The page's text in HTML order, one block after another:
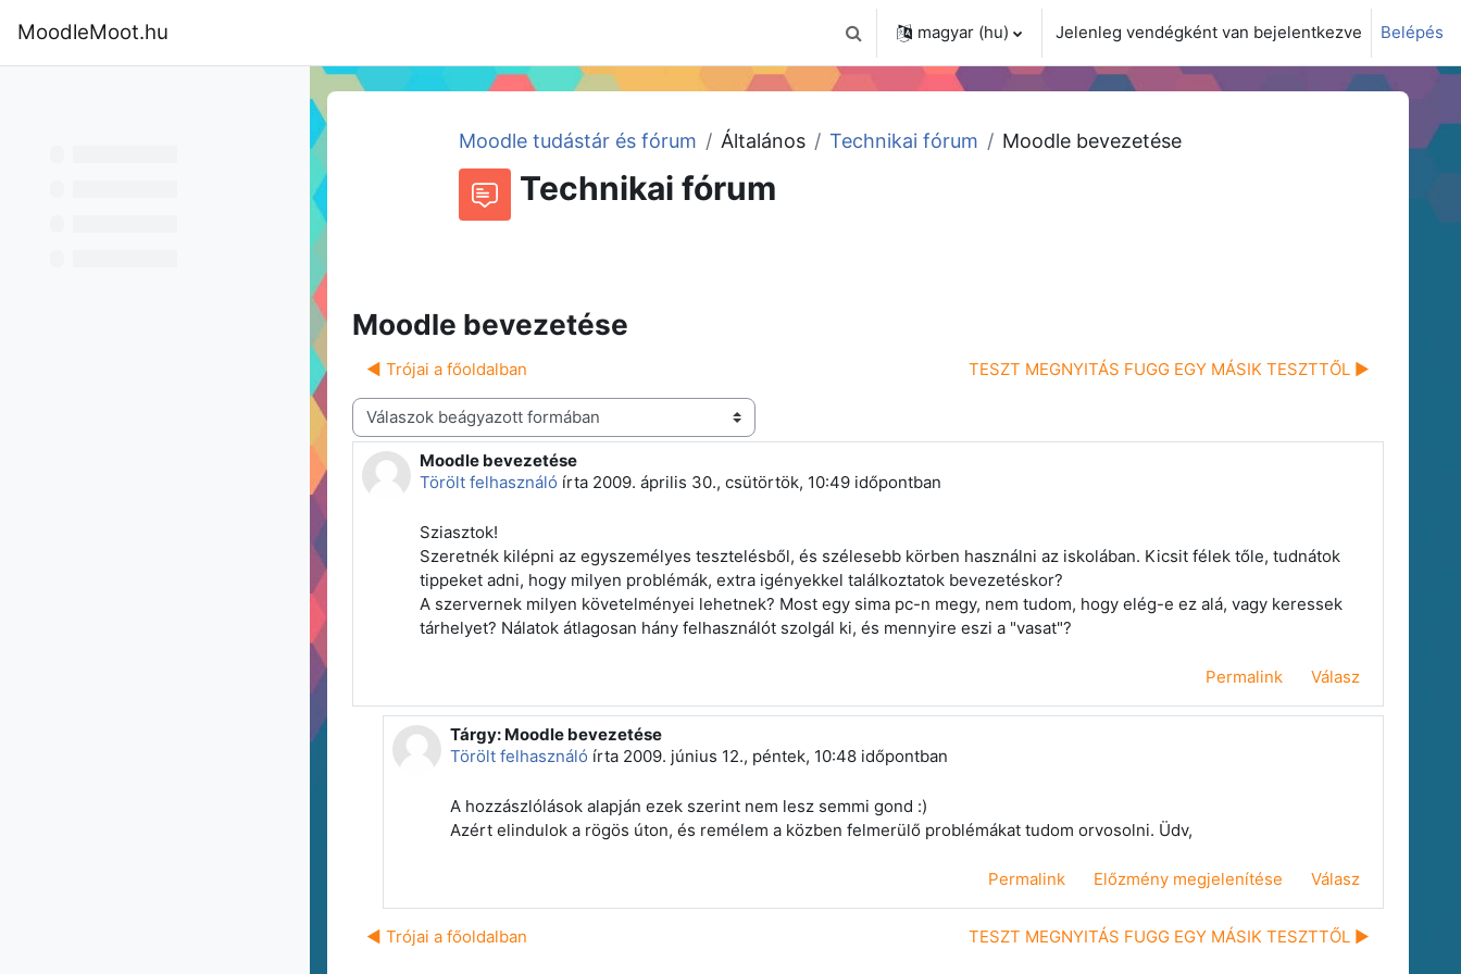
MoodleMoot.hu Keresési bemeneti adatok váltása
magyar ‎(hu)‎ Jelenleg vendégként van bejelentkezve Belépés
Moodle tudástár és fórum Általános Technikai fórum Moodle bevezetése
Technikai fórum
Moodle bevezetése
◀︎ Trójai a főoldalban TESZT MEGNYITÁS FUGG EGY MÁSIK TESZTTŐL ▶︎
Megjelenítési mód
Moodle bevezetése
Törölt felhasználó írta 2009. április 30., csütörtök, 10:49 időpontban
Válaszok szám: 1
Sziasztok!
Szeretnék kilépni az egyszemélyes tesztelésből, és szélesebb körben használni az iskolában. Kicsit félek tőle, tudnátok
tippeket adni, hogy milyen problémák, extra igényekkel találkoztatok bevezetéskor?
A szervernek milyen követelményei lehetnek? Most egy sima pc-n megy, nem tudom, hogy elég-e ez alá, vagy keressek
tárhelyet? Nálatok átlagosan hány felhasználót szolgál ki, és mennyire eszi a "vasat"?
Permalink Válasz
Válasz erre: Törölt felhasználó
Tárgy: Moodle bevezetése
Törölt felhasználó írta 2009. június 12., péntek, 10:48 időpontban
A hozzászlólások alapján ezek szerint nem lesz semmi gond :)
Azért elindulok a rögös úton, és remélem a közben felmerülő problémákat tudom orvosolni. Üdv,
Permalink Előzmény megjelenítése Válasz
◀︎ Trójai a főoldalban TESZT MEGNYITÁS FUGG EGY MÁSIK TESZTTŐL ▶︎